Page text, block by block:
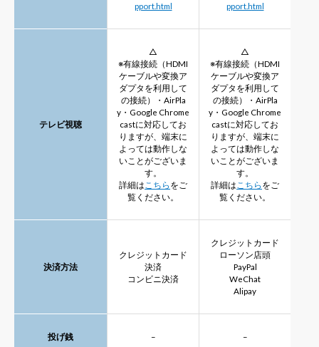
pport.html
pport.html
テレビ視聴
△
※有線接続（HDMI
ケーブルや変換ア
ダプタを利用して
の接続）・AirPla
y・Google Chrome
castに対応してお
りますが、端末に
よっては動作しな
いことがございま
す。
詳細は こちら をご
覧ください。
△
※有線接続（HDMI
ケーブルや変換ア
ダプタを利用して
の接続）・AirPla
y・Google Chrome
castに対応してお
りますが、端末に
よっては動作しな
いことがございま
す。
詳細は こちら をご
覧ください。
決済方法
クレジットカード
決済
コンビニ決済
クレジットカード
ローソン店頭
PayPal
WeChat
Alipay
投げ銭 – –